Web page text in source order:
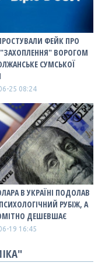
ФЕЙК ПРО
ВОРОГОМ
СУМСЬКОЇ
25 08:24
В УКРАЇНІ ПОДОЛАВ
РУБІЖ, А
ДЕШЕВШАЄ
19 16:45